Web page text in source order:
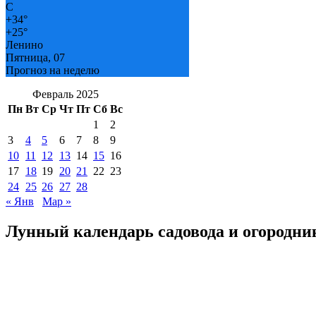
C
+34°
+25°
Ленино
Пятница, 07
Прогноз на неделю
Февраль 2025
Пн Вт Ср Чт Пт Сб Вс
1
2
3
4 5 6 7 8
9
10 11 12 13 14 15 16
17 18 19 20 21 22 23
24 25 26 27 28
« Янв
Мар »
Лунный календарь садовода и